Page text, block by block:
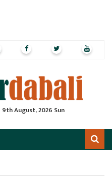
9th August, 2026 Sun